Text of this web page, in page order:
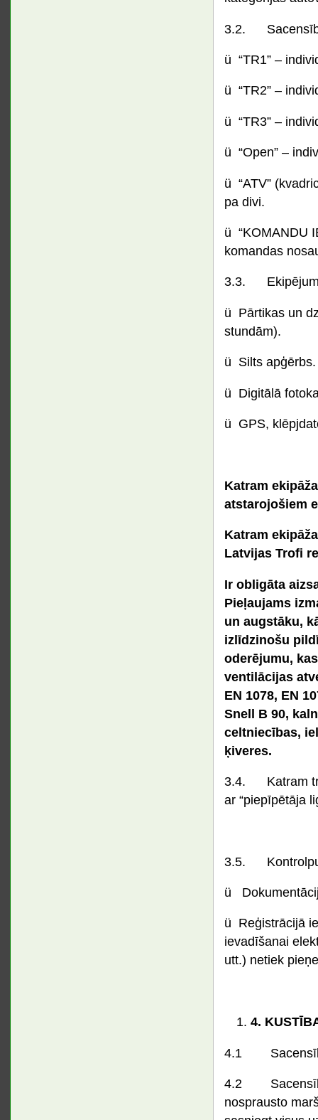
3.2.
ü “TR1” –
ü “TR2” –
ü “TR3” –
ü “Open” –
ü “ATV”
pa divi.
ü “KOMANDU
komandas
3.3.
ü Pārtikas un
stundām).
ü Silts apģērbs.
ü Digitālā
ü GPS,
Katram
atstarojošiem
Katram
Latvijas Trofi
Ir obligāta
Pieļaujams
un augstāku,
izlīdzinošu
oderējumu,
ventilācijas
EN 1078, ЕN
Snell B 90,
celtniecības,
ķiveres.
3.4. Katram
ar “piepīpētāja
3.5.
ü
ü Reģistrācijā
ievadīšanai
utt.) netiek
4.
4.1 Sacensību
4.2 Sacensību
nosprausto